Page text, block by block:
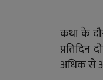
कथा के
प्रतिदिन
अधिक से